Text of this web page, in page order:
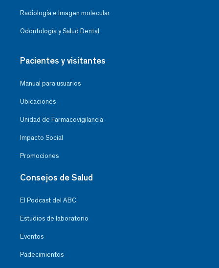
Radiología e Imagen molecular
Odontología y Salud Dental
Pacientes y visitantes
Manual para usuarios
Ubicaciones
Unidad de Farmacovigilancia
Impacto Social
Promociones
Consejos de Salud
El Podcast del ABC
Estudios de laboratorio
Eventos
Padecimientos